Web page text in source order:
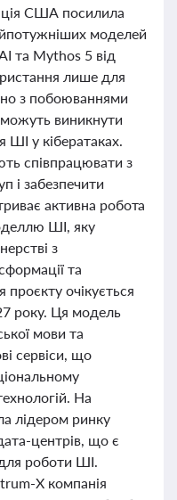
США посилила
моделей
та Mythos 5 від
лише для
з побоюваннями
можуть виникнути
ШІ у кібератаках.
співпрацювати з
і забезпечити
активна робота
ШІ, яку
з
та
очікується
року. Ця модель
мови та
сервіси, що
На
лідером ринку
центрів, що є
роботи ШІ.
X компанія